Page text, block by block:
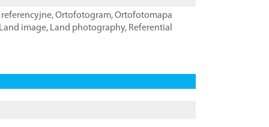
,Ortofotogram,Ortofotomapa
image, Land photography, Referential